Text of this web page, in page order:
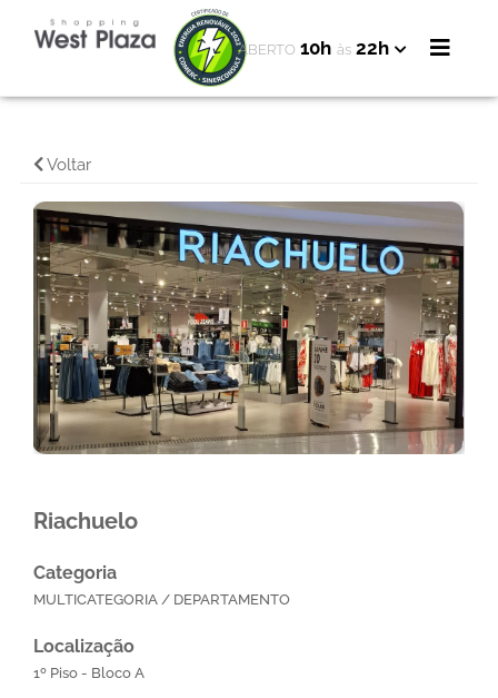
ABERTO 10h às 22h
Voltar
Riachuelo
Categoria
MULTICATEGORIA / DEPARTAMENTO
Localização
1º Piso - Bloco A